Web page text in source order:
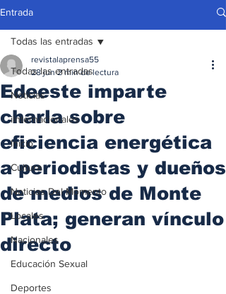
Entrada
Todas las entradas
Noticias
iInternacionales
Inicio
Cultura
Noticias Del Momento
Locales
Nacionales
Educación Sexual
Deportes
Todas las entradas
Edeeste imparte
charla sobre
eficiencia energética
a periodistas y dueños
de medios de Monte
Plata; generan vínculo
directo
revistalaprensa55
28 jun 2 min de lectura